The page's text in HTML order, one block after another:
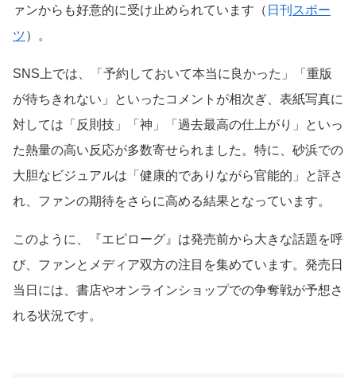
ァンからも好意的に受け止められています（ 日刊 スポー
ツ）。
SNS上では、「予約しておいて本当に良かった」「重版
が待ちきれない」といったコメントが相次ぎ、表紙写真に
対しては「反則技」「神」「過去最高の仕上がり」といっ
た熱量の高い反応が多数寄せられました。特に、砂浜での
大胆なビジュアルは「健康的でありながら官能的」と評さ
れ、ファンの期待をさらに高める結果となっています。
このように、『エピローグ』は発売前から大きな話題を呼
び、ファンとメディア双方の注目を集めています。発売日
当日には、書店やオンラインショップでの争奪戦が予想さ
れる状況です。